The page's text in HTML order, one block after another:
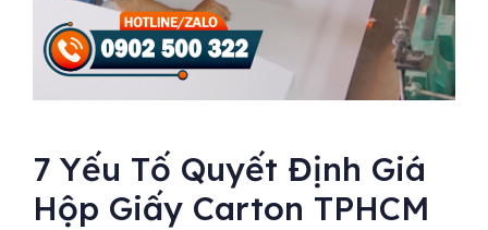
7 Yếu Tố Quyết Định Giá
Hộp Giấy Carton TPHCM